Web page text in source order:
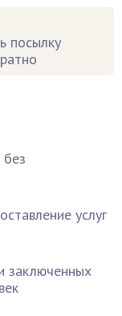
посылку
услуг
заключенных